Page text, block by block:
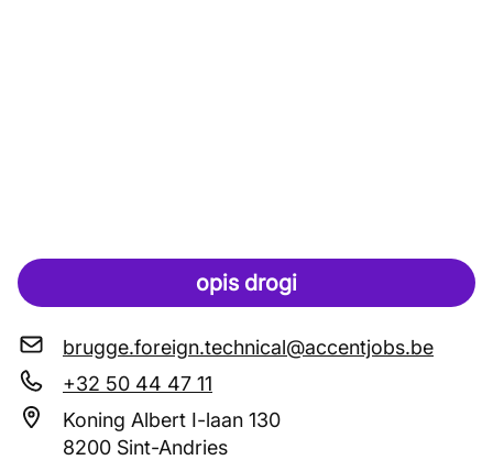
opis drogi
brugge.foreign.technical@accentjobs.be
+32 50 44 47 11
Koning Albert I-laan 130
8200 Sint-Andries